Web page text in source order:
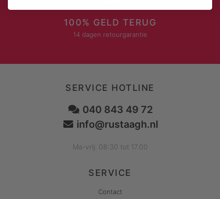
100% GELD TERUG
14 dagen retourgarantie
SERVICE HOTLINE
040 843 49 72
info@rustaagh.nl
Ma-vrij: 08:30 tot 17.00
SERVICE
Contact